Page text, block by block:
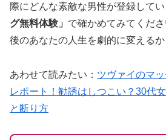
際にどんな素敵な男性が登録してい
グ無料体験」 で確かめてみてくだ
後のあなたの人生を劇的に変えるか
あわせて読みたい： ツヴァイのマ
レポート！勧誘はしつこい？30代
と断り方